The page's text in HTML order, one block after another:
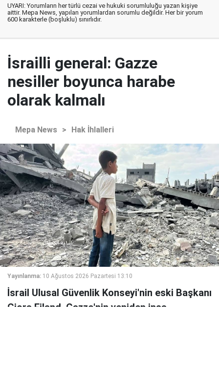
UYARI: Yorumların her türlü cezai ve hukuki sorumluluğu yazan kişiye
aittir. Mepa News, yapılan yorumlardan sorumlu değildir. Her bir yorum
600 karakterle (boşluklu) sınırlıdır.
İsrailli general: Gazze
nesiller boyunca harabe
olarak kalmalı
Mepa News > Hak İhlalleri
Yayınlanma: 10 Ağustos 2026 Pazartesi 13:10
İsrail Ulusal Güvenlik Konseyi'nin eski Başkanı
Giora Eiland, Gazze'nin yeniden inşa